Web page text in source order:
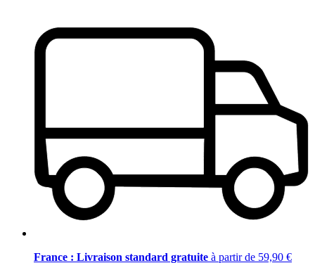
France : Livraison standard gratuite à partir de 59,90 €